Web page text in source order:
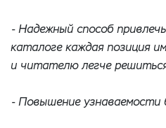
- Надежный способ
каталоге каждая позиция
и читателю легче
- Повышение узнаваемости